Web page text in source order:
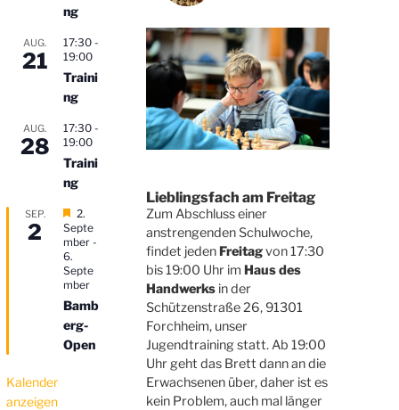
ng
AUG.
21
17:30 -
19:00
Traini
ng
AUG.
28
17:30 -
19:00
Traini
ng
SEP.
2
H
e
r
o
r
e
h
o
b
2.
Septe
mber -
6.
Septe
mber
Bamb
erg-
Open
Kalender
anzeigen
Lieblingsfach am Freitag
Zum Abschluss einer
anstrengenden Schulwoche,
findet jedenFreitagvon 17:30
bis 19:00 Uhr imHaus des
Handwerks in der
Schützenstraße 26, 91301
Forchheim, unser
Jugendtraining statt. Ab 19:00
Uhr geht das Brett dann an die
Erwachsenen über, daher ist es
kein Problem, auch mal länger